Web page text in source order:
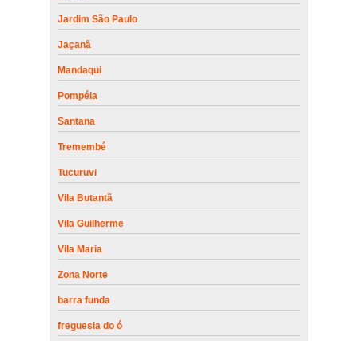
Jardim São Paulo
Jaçanã
Mandaqui
Pompéia
Santana
Tremembé
Tucuruvi
Vila Butantã
Vila Guilherme
Vila Maria
Zona Norte
barra funda
freguesia do ó